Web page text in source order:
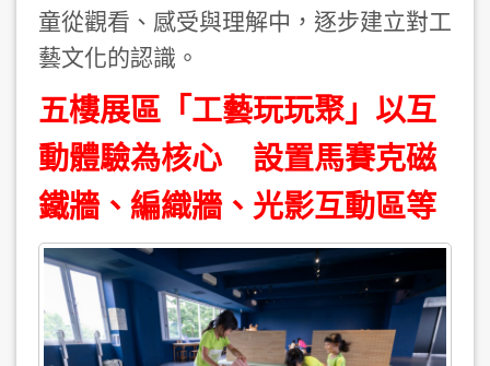
童從觀看、感受與理解中，逐步建立對工
藝文化的認識。
五樓展區「工藝玩玩聚」以互
動體驗為核心 設置馬賽克磁
鐵牆、編織牆、光影互動區等